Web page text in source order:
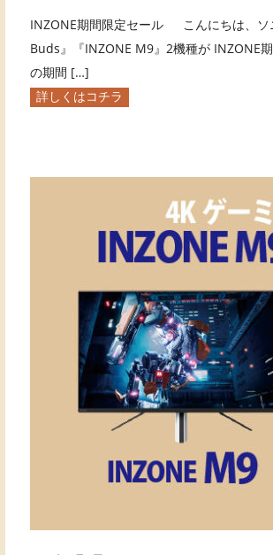
INZONE期間限定セール こんにちは、ソ
Buds』『INZONE M9』2機種が INZONE
の期間 […]
詳しくはコチラ